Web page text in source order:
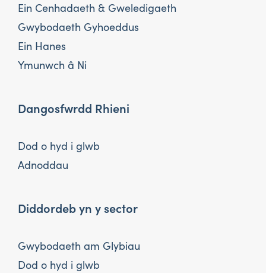
Ein Cenhadaeth & Gweledigaeth
Gwybodaeth Gyhoeddus
Ein Hanes
Ymunwch â Ni
Dangosfwrdd Rhieni
Dod o hyd i glwb
Adnoddau
Diddordeb yn y sector
Gwybodaeth am Glybiau
Dod o hyd i glwb